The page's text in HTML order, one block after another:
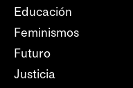
Educación
Feminismos
Futuro
Justicia